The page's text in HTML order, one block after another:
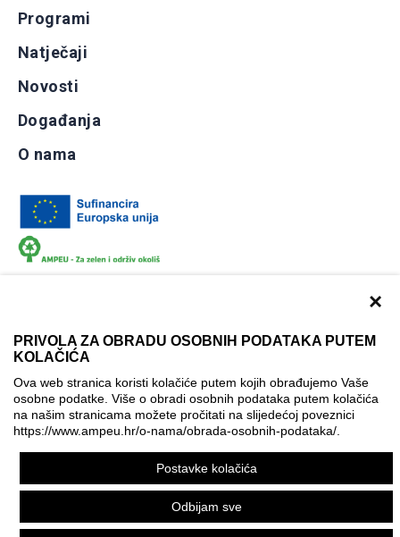
×
PRIVOLA ZA OBRADU OSOBNIH PODATAKA PUTEM
KOLAČIĆA
Ova web stranica koristi kolačiće putem kojih obrađujemo Vaše
osobne podatke. Više o obradi osobnih podataka putem kolačića
na našim stranicama možete pročitati na slijedećoj poveznici
https://www.ampeu.hr/o-nama/obrada-osobnih-podataka/
Postavke kolačića
Odbijam sve
Programi
Natječaji
Novosti
Događanja
O nama
Izjava o pristupačnosti
Politika korištenja kolačića
Postavke kolačića
Ova mrežna stranica je ostvarena uz financijsku potporu
Europske komisije. Ona izražava isključivo stajalište autora
mrežne stranice i Komisija se ne može smatrati odgovornom